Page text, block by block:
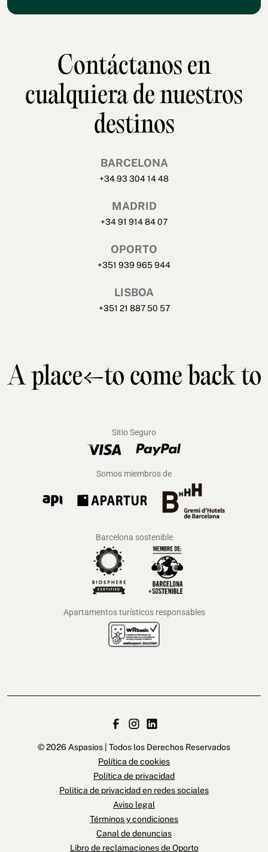
Contáctanos en
cualquiera de nuestros
destinos
BARCELONA
+34 93 304 14 48
MADRID
+34 91 914 84 07
OPORTO
+351 939 965 944
LISBOA
+351 21 887 50 57
Sitio Seguro
Somos miembros de
Barcelona sostenible
Apartamentos turísticos responsables
© 2026 Aspasios | Todos los Derechos Reservados
Política de cookies
Política de privacidad
Política de privacidad en redes sociales
Aviso legal
Términos y condiciones
Canal de denuncias
Libro de reclamaciones de Oporto